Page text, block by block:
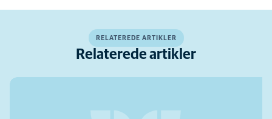
RELATEREDE ARTIKLER
Relaterede artikler